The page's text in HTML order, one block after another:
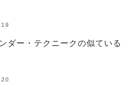
ダー・テクニークの似ている